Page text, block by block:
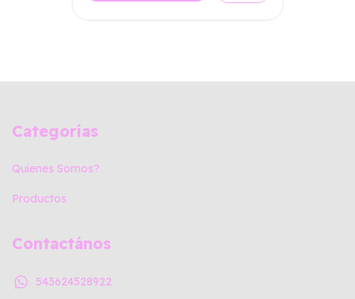
Categorías
Quienes Somos?
Productos
Contactános
543624528922